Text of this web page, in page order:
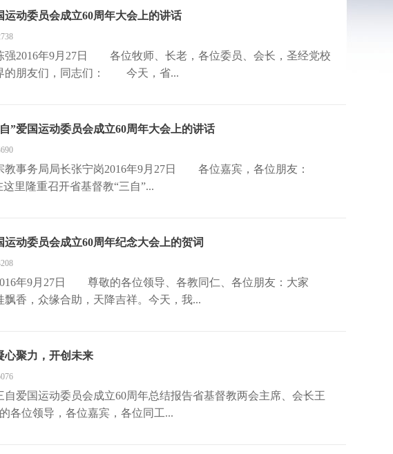
动委员会成立60周年大会上的讲话
强2016年9月27日 各位牧师、长老，各位委员、会长，圣经党校
的朋友们，同志们： 今天，省...
”爱国运动委员会成立60周年大会上的讲话
教事务局局长张宁岗2016年9月27日 各位嘉宾，各位朋友：
里隆重召开省基督教“三自”...
动委员会成立60周年纪念大会上的贺词
年9月27日 尊敬的各位领导、各教同仁、各位朋友：大家
，众缘合助，天降吉祥。今天，我...
心聚力，开创未来
爱国运动委员会成立60周年总结报告省基督教两会主席、会长王
位领导，各位嘉宾，各位同工...